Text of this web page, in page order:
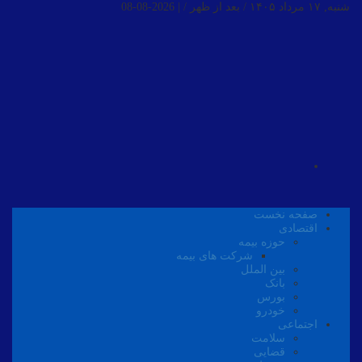
شنبه, ۱۷ مرداد ۱۴۰۵ / بعد از ظهر / 2026-08-08
صفحه نخست
اقتصادی
حوزه بیمه
شرکت های بیمه
بین الملل
بانک
بورس
خودرو
اجتماعی
سلامت
قضایی